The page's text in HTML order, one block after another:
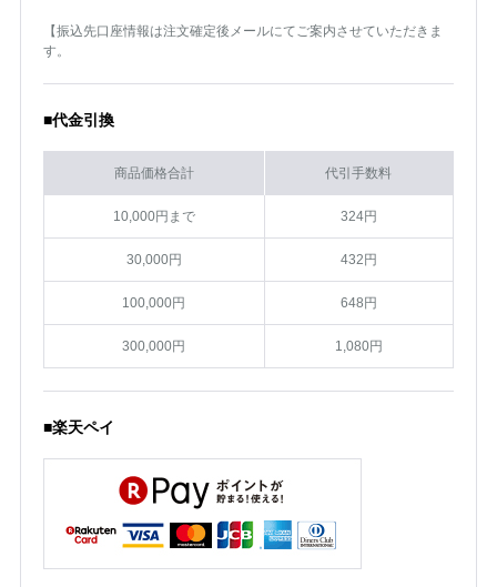
【振込先口座情報は注文確定後メールにてご案内させていただきま
す。
■代金引換
商品価格合計 代引手数料
10,000円まで 324円
30,000円 432円
100,000円 648円
300,000円 1,080円
■楽天ペイ